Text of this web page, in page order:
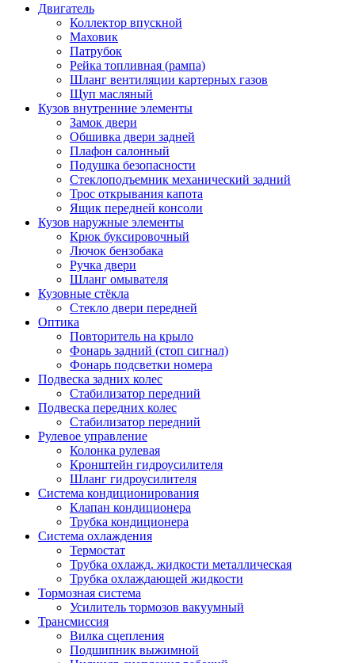
Двигатель
Коллектор впускной
Маховик
Патрубок
Рейка топливная (рампа)
Шланг вентиляции картерных газов
Щуп масляный
Кузов внутренние элементы
Замок двери
Обшивка двери задней
Плафон салонный
Подушка безопасности
Стеклоподъемник механический задний
Трос открывания капота
Ящик передней консоли
Кузов наружные элементы
Крюк буксировочный
Лючок бензобака
Ручка двери
Шланг омывателя
Кузовные стёкла
Стекло двери передней
Оптика
Повторитель на крыло
Фонарь задний (стоп сигнал)
Фонарь подсветки номера
Подвеска задних колес
Стабилизатор передний
Подвеска передних колес
Стабилизатор передний
Рулевое управление
Колонка рулевая
Кронштейн гидроусилителя
Шланг гидроусилителя
Система кондиционирования
Клапан кондиционера
Трубка кондиционера
Система охлаждения
Термостат
Трубка охлажд. жидкости металлическая
Трубка охлаждающей жидкости
Тормозная система
Усилитель тормозов вакуумный
Трансмиссия
Вилка сцепления
Подшипник выжимной